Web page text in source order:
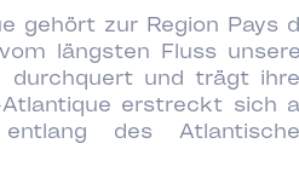
gehört zur Region Pays
längsten Fluss
durchquert und trägt
erstreckt sich
des